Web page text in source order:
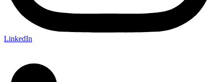
LinkedIn